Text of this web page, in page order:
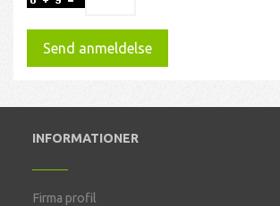
Send anmeldelse
INFORMATIONER
Firma profil